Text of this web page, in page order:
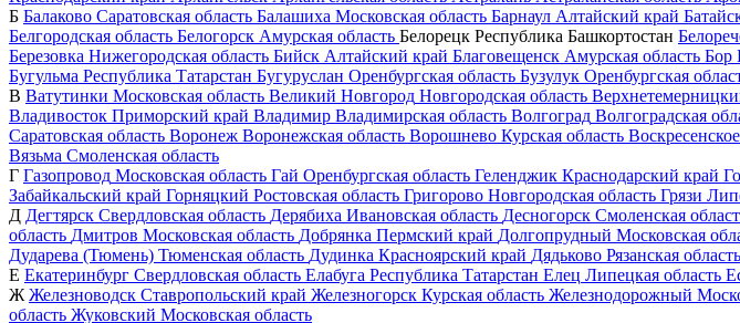
Б Балаково Саратовская область Балашиха Московская область Барнаул Алтайский край
Белгородская область Белогорск Амурская область Белорецк Республика Башкортостан
Березовка Нижегородская область Бийск Алтайский край Благовещенск Амурская область Бор
Бугульма Республика Татарстан Бугуруслан Оренбургская область Бузулук Оренбургская
В Ватутинки Московская область Великий Новгород Новгородская область
Владивосток Приморский край Владимир Владимирская область Волгоград Волгоградская
Саратовская область Воронеж Воронежская область Ворошнево Курская область Воскресенское
Вязьма Смоленская область
Г Газопровод Московская область Гай Оренбургская область Геленджик Краснодарский край
Забайкальский край Горняцкий Ростовская область Григорово Новгородская область Грязи
Д Дегтярск Свердловская область Дерябиха Ивановская область Десногорск Смоленская
область Дмитров Московская область Добрянка Пермский край Долгопрудный Московская
Дударева (Тюмень) Тюменская область Дудинка Красноярский край Дядьково Рязанская область
Е Екатеринбург Свердловская область Елабуга Республика Татарстан Елец Липецкая область
Ж Железноводск Ставропольский край Железногорск Курская область Железнодорожный
область Жуковский Московская область